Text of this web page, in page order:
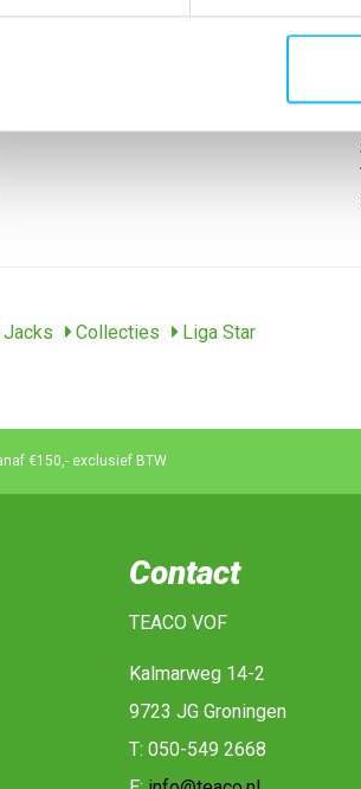
piping op de mouwen; Hoge
Zakken met ritssluiting
Collecties Liga Star
€150,- exclusief BTW
Contact
TEACO VOF
Kalmarweg 14-2
9723 JG Groningen
T: 050-549 2668